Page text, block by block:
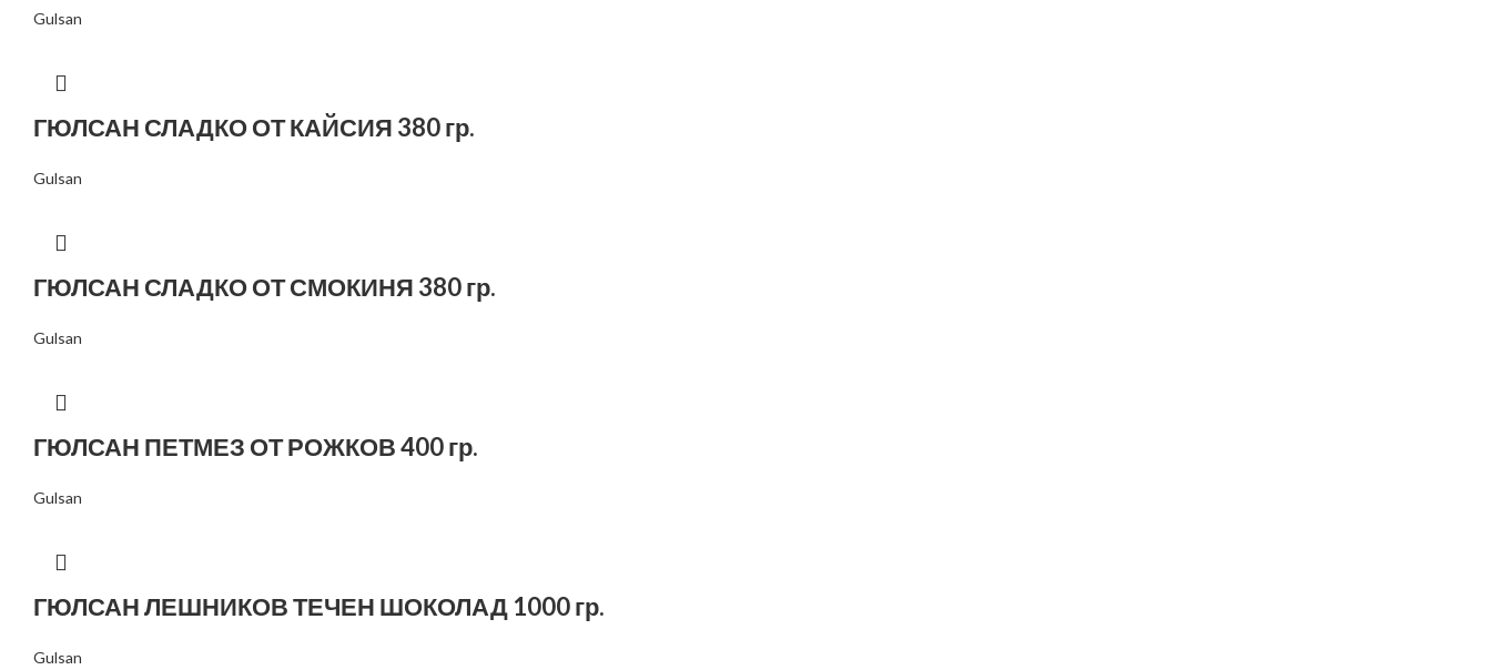
Gulsan
ГЮЛСАН СЛАДКО ОТ КАЙСИЯ 380 гр.
Gulsan
ГЮЛСАН СЛАДКО ОТ СМОКИНЯ 380 гр.
Gulsan
ГЮЛСАН ПЕТМЕЗ ОТ РОЖКОВ 400 гр.
Gulsan
ГЮЛСАН ЛЕШНИКОВ ТЕЧЕН ШОКОЛАД 1000 гр.
Gulsan